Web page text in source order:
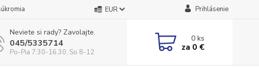
EUR Prihlásenie
Neviete si rady? Zavolajte.
045/5335714
Po-Pia 7:30-16.30, So 8-12
0ks
za 0 €